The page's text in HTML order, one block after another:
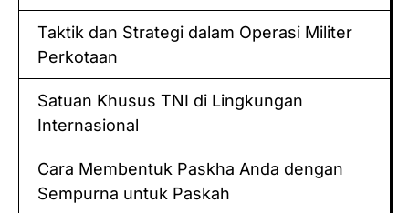
Taktik dan Strategi dalam Operasi Militer
Perkotaan
Satuan Khusus TNI di Lingkungan
Internasional
Cara Membentuk Paskha Anda dengan
Sempurna untuk Paskah